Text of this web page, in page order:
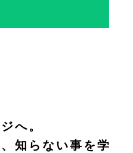
へ。
知らない事を学